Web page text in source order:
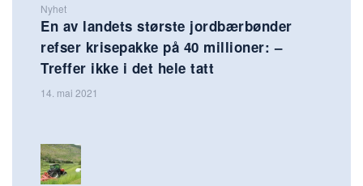
Nyhet
En av landets største jordbærbønder
refser krisepakke på 40 millioner: –
Treffer ikke i det hele tatt
14. mai 2021